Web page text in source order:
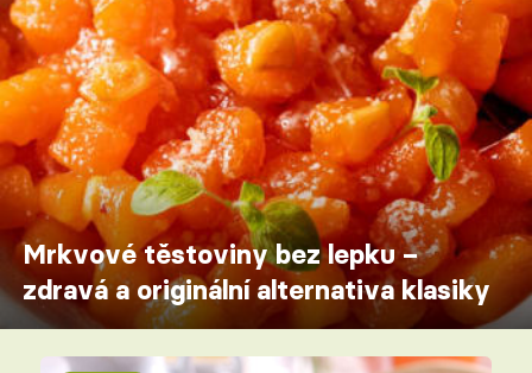
Mrkvové těstoviny bez lepku –
zdravá a originální alternativa klasiky